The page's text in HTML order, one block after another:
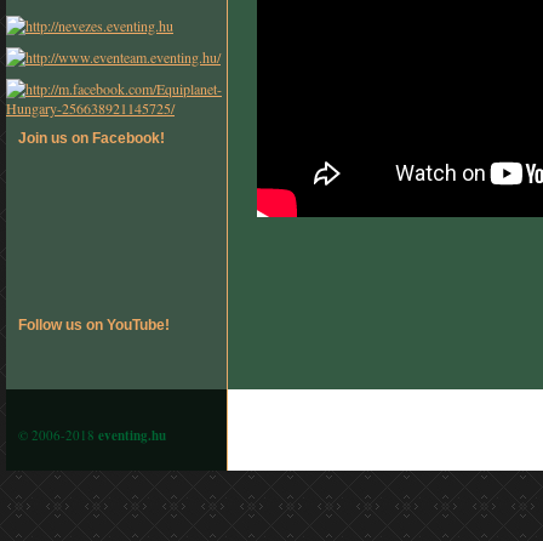
Join us on Facebook!
Follow us on YouTube!
© 2006-2018 eventing.hu